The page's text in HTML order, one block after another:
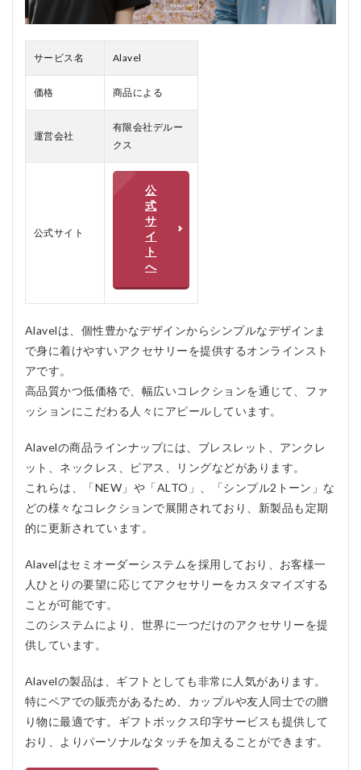
い口
3
Alavel
をお
すす
る人
4
ない
のよ
る質
問疑
問Q＆
A
5.2.1
のアク
セサリ
ーはど
のよう
にカス
タマイ
ズでき
か？
5.2.2
Q2: 購
入した
製品の
配送に
くらい
時間が
かかり
ます
か？
サービス名 Alavel
価格 商品による
運営会社
有限会社デルー
クス
公式サイト
公
式
サ
イ
ト
へ
Alavelは、個性豊かなデザインからシンプルなデザインま
で身に着けやすいアクセサリーを提供するオンラインスト
アです。
高品質かつ低価格で、幅広いコレクションを通じて、ファ
ッションにこだわる人々にアピールしています。
Alavelの商品ラインナップには、ブレスレット、アンクレ
ット、ネックレス、ピアス、リングなどがあります。
これらは、「NEW」や「ALTO」、「シンプル2トーン」な
どの様々なコレクションで展開されており、新製品も定期
的に更新されています。
Alavelはセミオーダーシステムを採用しており、お客様一
人ひとりの要望に応じてアクセサリーをカスタマイズする
ことが可能です。
このシステムにより、世界に一つだけのアクセサリーを提
供しています。
Alavelの製品は、ギフトとしても非常に人気があります。
特にペアでの販売があるため、カップルや友人同士での贈
り物に最適です。ギフトボックス印字サービスも提供して
おり、よりパーソナルなタッチを加えることができます。